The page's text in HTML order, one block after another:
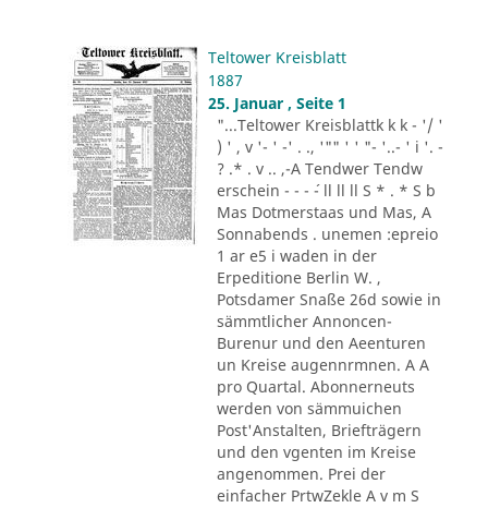
Teltower Kreisblatt
1887
25. Januar , Seite 1
"...Teltower Kreisblattk k k - '/ '
) ' , v '- ' -' . ., '"" ' ' "- '..- ' i '. -
? .* . v .. ,-A Tendwer Tendw
erschein - - - ´- ll ll ll S * . * S b
Mas Dotmerstaas und Mas, A
Sonnabends . unemen :epreio
1 ar e5 i waden in der
Erpeditione Berlin W. ,
Potsdamer Snaße 26d sowie in
sämmtlicher Annoncen-
Burenur und den Aeenturen
un Kreise augennrmnen. A A
pro Quartal. Abonnerneuts
werden von sämmuichen
Post'Anstalten, Briefträgern
und den vgenten im Kreise
angenommen. Prei der
einfacher PrtwZekle A v m S